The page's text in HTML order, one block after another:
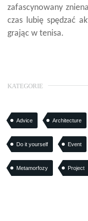
zafascynowany
czas lubię spędzać
grając w tenisa.
KATEGORIE
Advice Architecture
Do it yourself Event
Metamorfozy Project